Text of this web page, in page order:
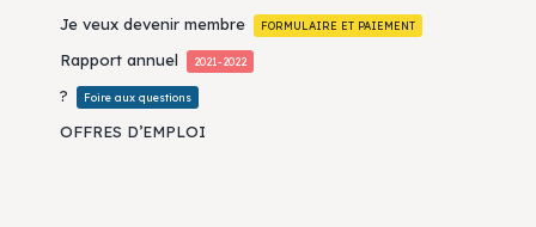
Je veux devenir membre
FORMULAIRE ET PAIEMENT
Rapport annuel 2021-2022
? Foire aux questions
OFFRES D’EMPLOI